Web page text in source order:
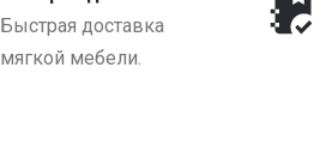
Быстрая доставка
мягкой мебели.